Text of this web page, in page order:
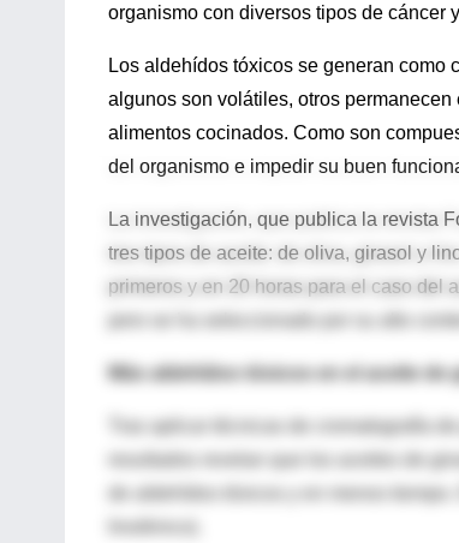
organismo con diversos tipos de cáncer
Los aldehídos tóxicos se generan
algunos son volátiles, otros
alimentos cocinados. Como son
del organismo e impedir su buen
La investigación, que publica la revista
tres tipos de aceite: de oliva, girasol y
primeros y en 20 horas para el caso del
pero se ha seleccionado por su alto
Más aldehídos tóxicos en el aceite de
Tras aplicar técnicas de cromatografía
resultados revelan que los aceites de